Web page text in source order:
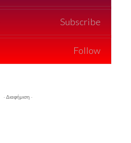
Subscribe
Follow
- Διαφήμιση -